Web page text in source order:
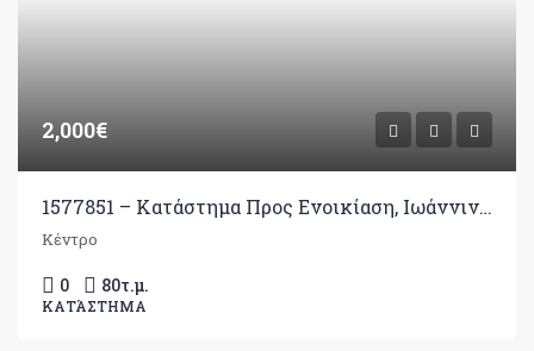
2,000€
1577851 – Κατάστημα Προς Ενοικίαση, Ιωάννινα, 80 τ.μ., €2.000
Κέντρο
0 80τ.μ.
ΚΑΤΆΣΤΗΜΑ